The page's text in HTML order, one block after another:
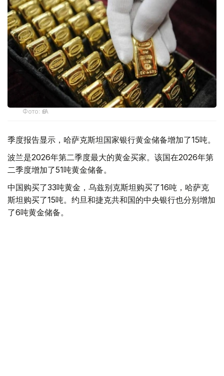
Фото: ӨзА
季度报告显示，哈萨克斯坦国家银行黄金储备增加了15吨。
波兰是2026年第二季度最大的黄金买家。该国在2026年第
二季度增加了51吨黄金储备。
中国购买了33吨黄金，乌兹别克斯坦购买了16吨，哈萨克
斯坦购买了15吨。约旦和捷克共和国的中央银行也分别增加
了6吨黄金储备。